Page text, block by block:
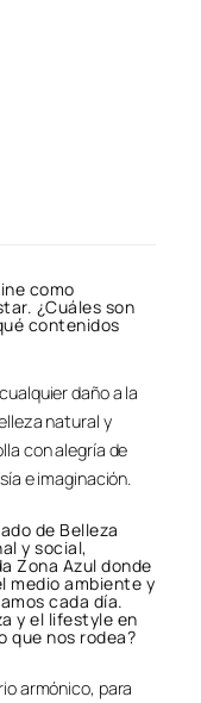
como
¿Cuáles son
contenidos
daño a la
natural y
con alegría de
e imaginación.
de Belleza
y social,
Zona Azul donde
medio ambiente y
cada día.
y el lifestyle en
que nos rodea?
armónico, para